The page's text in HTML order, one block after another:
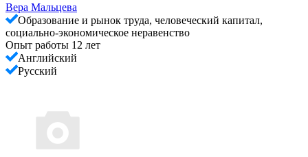
Вера Мальцева
Образование и рынок труда, человеческий капитал,
социально-экономическое неравенство
Опыт работы 12 лет
Английский
Русский